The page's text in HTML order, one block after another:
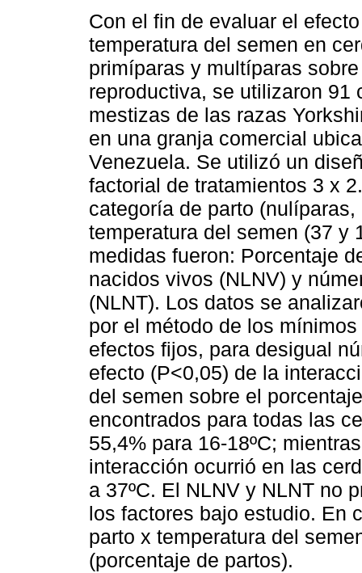
Con el fin de evaluar el
temperatura del semen en
primíparas y multíparas
reproductiva, se utilizaron 91
mestizas de las razas
en una granja comercial
Venezuela. Se utilizó un
factorial de tratamientos 3 x
categoría de parto
temperatura del semen (37 y
medidas fueron: Porcentaje
nacidos vivos (NLNV) y
(NLNT). Los datos se
por el método de los
efectos fijos, para desigual
efecto (P<0,05) de la
del semen sobre el
encontrados para todas las
55,4% para 16-18ºC;
interacción ocurrió en las
a 37ºC. El NLNV y NLNT no
los factores bajo estudio. En
parto x temperatura del
(porcentaje de partos).